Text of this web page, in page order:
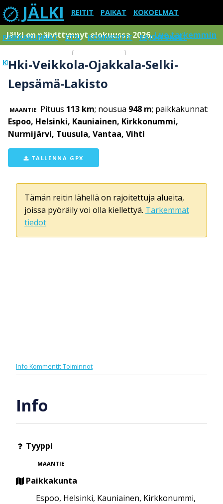
JÄLKI REITIT PAIKAT KOKOELMAT
PAIKKAKUNNAT ETSI KOMMENTIT RAJOITUKSET
KIRJAUDU SISÄÄN Menu
Jälki on päivittynnyt elokuussa 2026.Lue tarkemmin
Hki-Veikkola-Ojakkala-Selki-
Lepsämä-Lakisto
MAANTIE Pituus 113 km; nousua 948 m; paikkakunnat:
Espoo, Helsinki, Kauniainen, Kirkkonummi,
Nurmijärvi, Tuusula, Vantaa, Vihti
TALLENNA GPX
Tämän reitin lähellä on rajoitettuja alueita,
joissa pyöräily voi olla kiellettyä. Tarkemmat
tiedot
Info KommentitToiminnot
Info
Tyyppi
MAANTIE
Paikkakunta
Espoo, Helsinki, Kauniainen, Kirkkonummi,